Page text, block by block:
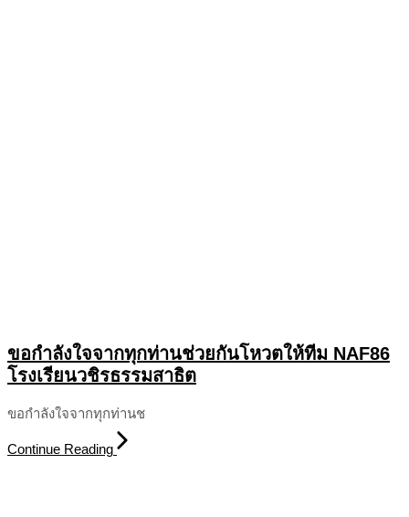
ขอกำลังใจจากทุกท่านช่วยกันโหวตให้ทีม NAF86
โรงเรียนวชิรธรรมสาธิต
ขอกำลังใจจากทุกท่านช
Continue Reading